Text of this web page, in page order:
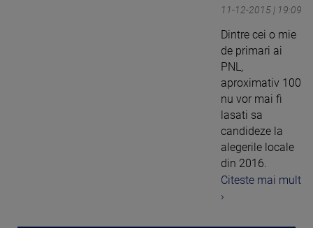
11-12-2015 | 19:09
Dintre cei o mie
de primari ai
PNL,
aproximativ 100
nu vor mai fi
lasati sa
candideze la
alegerile locale
din 2016.
Citeste mai mult
›